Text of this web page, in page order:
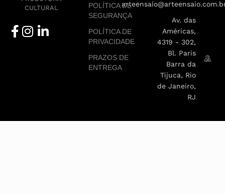
CULTURAL
POLÍTICA DE
SEGURANÇA
POLÍTICA DE
PRIVACIDADE
PRAZOS DE
ENTREGA
Av. das
Américas,
4319 - 302,
Bl. Paris
Barra da
Tijuca, Rio
de Janeiro,
RJ